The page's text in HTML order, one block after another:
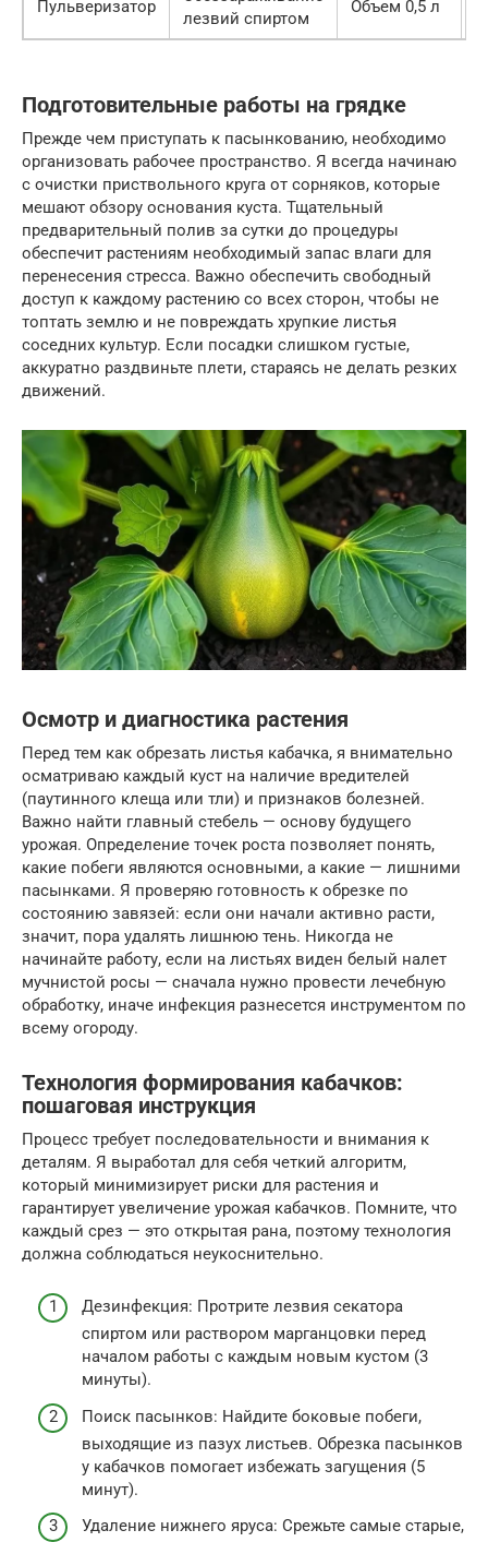
Пульверизатор
лезвий спиртом
Объем 0,5 л
Подготовительные работы на грядке
Прежде чем приступать к пасынкованию, необходимо
организовать рабочее пространство. Я всегда начинаю
с очистки приствольного круга от сорняков, которые
мешают обзору основания куста. Тщательный
предварительный полив за сутки до процедуры
обеспечит растениям необходимый запас влаги для
перенесения стресса. Важно обеспечить свободный
доступ к каждому растению со всех сторон, чтобы не
топтать землю и не повреждать хрупкие листья
соседних культур. Если посадки слишком густые,
аккуратно раздвиньте плети, стараясь не делать резких
движений.
Осмотр и диагностика растения
Перед тем как обрезать листья кабачка, я внимательно
осматриваю каждый куст на наличие вредителей
(паутинного клеща или тли) и признаков болезней.
Важно найти главный стебель — основу будущего
урожая. Определение точек роста позволяет понять,
какие побеги являются основными, а какие — лишними
пасынками. Я проверяю готовность к обрезке по
состоянию завязей: если они начали активно расти,
значит, пора удалять лишнюю тень. Никогда не
начинайте работу, если на листьях виден белый налет
мучнистой росы — сначала нужно провести лечебную
обработку, иначе инфекция разнесется инструментом по
всему огороду.
Технология формирования кабачков:
пошаговая инструкция
Процесс требует последовательности и внимания к
деталям. Я выработал для себя четкий алгоритм,
который минимизирует риски для растения и
гарантирует увеличение урожая кабачков. Помните, что
каждый срез — это открытая рана, поэтому технология
должна соблюдаться неукоснительно.
Дезинфекция: Протрите лезвия секатора
спиртом или раствором марганцовки перед
началом работы с каждым новым кустом (3
минуты).
Поиск пасынков: Найдите боковые побеги,
выходящие из пазух листьев. Обрезка пасынков
у кабачков помогает избежать загущения (5
минут).
Удаление нижнего яруса: Срежьте самые старые,